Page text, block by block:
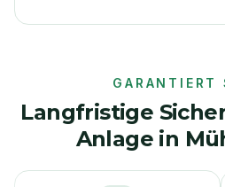
GARANTIERT
Langfristige
Anlage in